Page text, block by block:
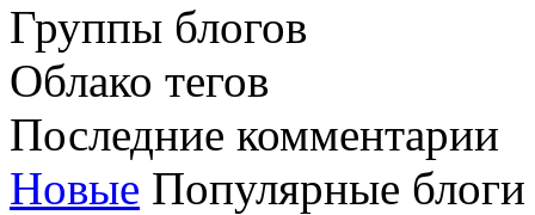
Группы блогов
Облако тегов
Последние комментарии
Новые Популярные блоги